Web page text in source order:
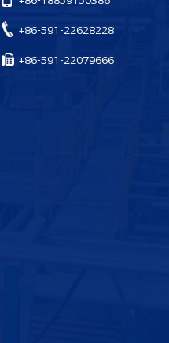
+86-591-22628228
+86-591-22079666